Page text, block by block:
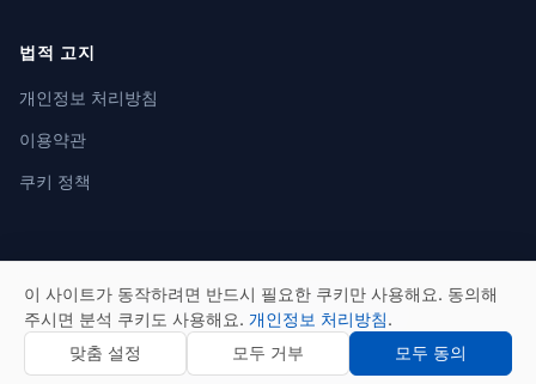
법적 고지
개인정보 처리방침
이용약관
쿠키 정책
© 2026 eSeGeCe. 모든 권리 보유.
개인정보 처리방침이용약관
이 사이트가 동작하려면 반드시 필요한 쿠키만 사용해요. 동의해
주시면 분석 쿠키도 사용해요. 개인정보 처리방침.
맞춤 설정
모두 거부 모두 동의